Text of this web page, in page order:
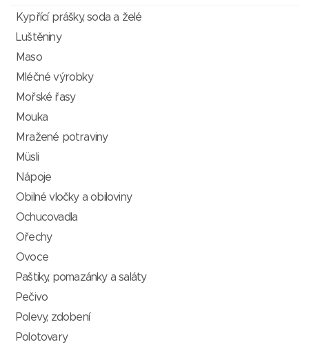
Kypřící prášky, soda a želé
Luštěniny
Maso
Mléčné výrobky
Mořské řasy
Mouka
Mražené potraviny
Müsli
Nápoje
Obilné vločky a obiloviny
Ochucovadla
Ořechy
Ovoce
Paštiky, pomazánky a saláty
Pečivo
Polevy, zdobení
Polotovary